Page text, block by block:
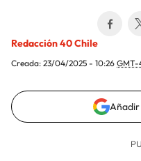
Redacción 40 Chile
Creada: 23/04/2025 - 10:26 GMT-
Añadir